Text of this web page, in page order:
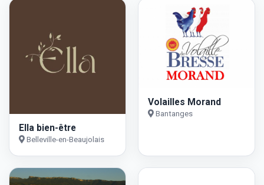
Ella bien-être
Belleville-en-Beaujolais
Volailles Morand
Bantanges